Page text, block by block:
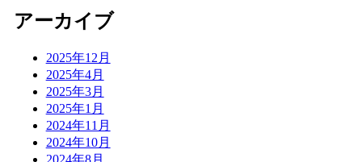
アーカイブ
2025年12月
2025年4月
2025年3月
2025年1月
2024年11月
2024年10月